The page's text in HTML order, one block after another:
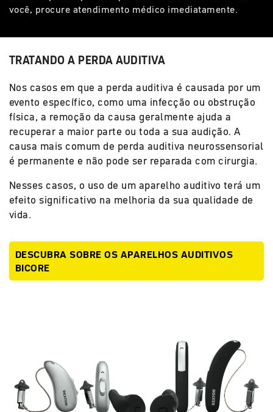
você, procure atendimento médico imediatamente.
TRATANDO A PERDA AUDITIVA
Nos casos em que a perda auditiva é causada por um
evento específico, como uma infecção ou obstrução
física, a remoção da causa geralmente ajuda a
recuperar a maior parte ou toda a sua audição. A
causa mais comum de perda auditiva neurossensorial
é permanente e não pode ser reparada com cirurgia.
Nesses casos, o uso de um aparelho auditivo terá um
efeito significativo na melhoria da sua qualidade de
vida.
DESCUBRA SOBRE OS APARELHOS AUDITIVOS
BICORE